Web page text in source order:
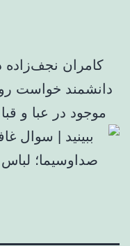
کامران نجف‌زاده
دانشمند خواست
موجود در عبا و